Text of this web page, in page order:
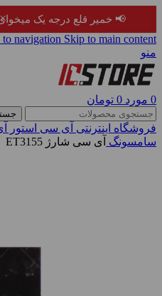
📢 خمیر قلع درجه یک ×
to navigation Skip to main content
منو
0 مورد 0 تومان
فروشگاه اینترنتی آی سی استور
سامسونگ آی سی شارژ ET3155